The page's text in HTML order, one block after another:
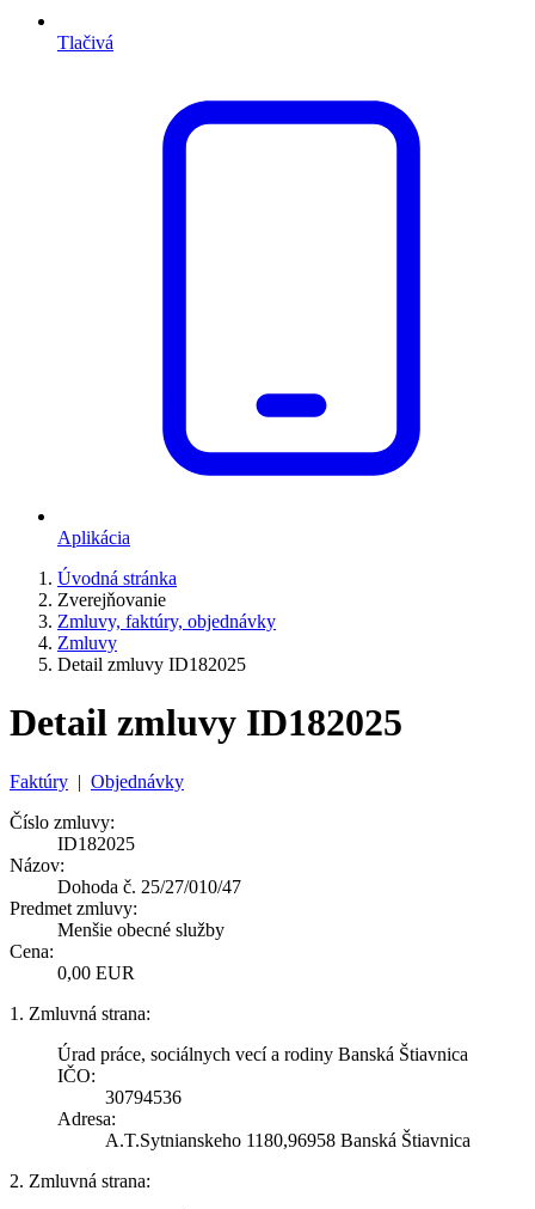
Tlačivá
Aplikácia
Úvodná stránka
Zverejňovanie
Zmluvy, faktúry, objednávky
Zmluvy
Detail zmluvy ID182025
Detail zmluvy ID182025
Faktúry | Objednávky
Číslo zmluvy:
ID182025
Názov:
Dohoda č. 25/27/010/47
Predmet zmluvy:
Menšie obecné služby
Cena:
0,00 EUR
1. Zmluvná strana:
Úrad práce, sociálnych vecí a rodiny Banská Štiavnica
IČO:
30794536
Adresa:
A.T.Sytnianskeho 1180,96958 Banská Štiavnica
2. Zmluvná strana: